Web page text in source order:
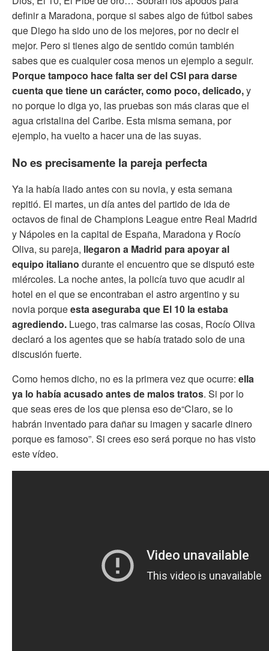
definir a Maradona, porque si sabes algo de fútbol sabes
que Diego ha sido uno de los mejores, por no decir el
mejor. Pero si tienes algo de sentido común también
sabes que es cualquier cosa menos un ejemplo a seguir.
Porque tampoco hace falta ser del CSI para darse
cuenta que tiene un carácter, como poco, delicado,y
no porque lo diga yo, las pruebas son más claras que el
agua cristalina del Caribe. Esta misma semana, por
ejemplo, ha vuelto a hacer una de las suyas.
No es precisamente la pareja perfecta
Ya la había liado antes con su novia, y esta semana
repitió. El martes, un día antes del partido de ida de
octavos de final de Champions League entre Real Madrid
y Nápoles en la capital de España, Maradona y Rocío
Oliva, su pareja, llegaron a Madrid para apoyar al
equipo italiano durante el encuentro que se disputó este
miércoles. La noche antes, la policía tuvo que acudir al
hotel en el que se encontraban el astro argentino y su
novia porqueesta aseguraba que El 10 la estaba
agrediendo. Luego, tras calmarse las cosas, Rocío Oliva
declaró a los agentes que se había tratado solo de una
discusión fuerte.
Como hemos dicho, no es la primera vez que ocurre: ella
ya lo había acusado antes de malos tratos. Si por lo
que seas eres de los que piensa eso de“Claro, se lo
habrán inventado para dañar su imagen y sacarle dinero
porque es famoso”. Si crees eso será porque no has visto
este vídeo.